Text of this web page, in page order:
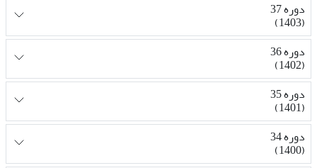
دوره 37
(1403)
دوره 36
(1402)
دوره 35
(1401)
دوره 34
(1400)